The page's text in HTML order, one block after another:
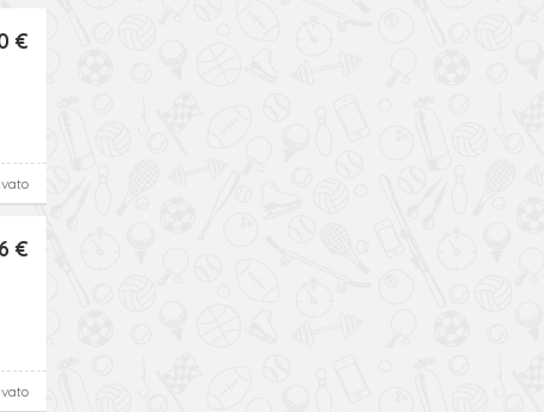
€
6 €